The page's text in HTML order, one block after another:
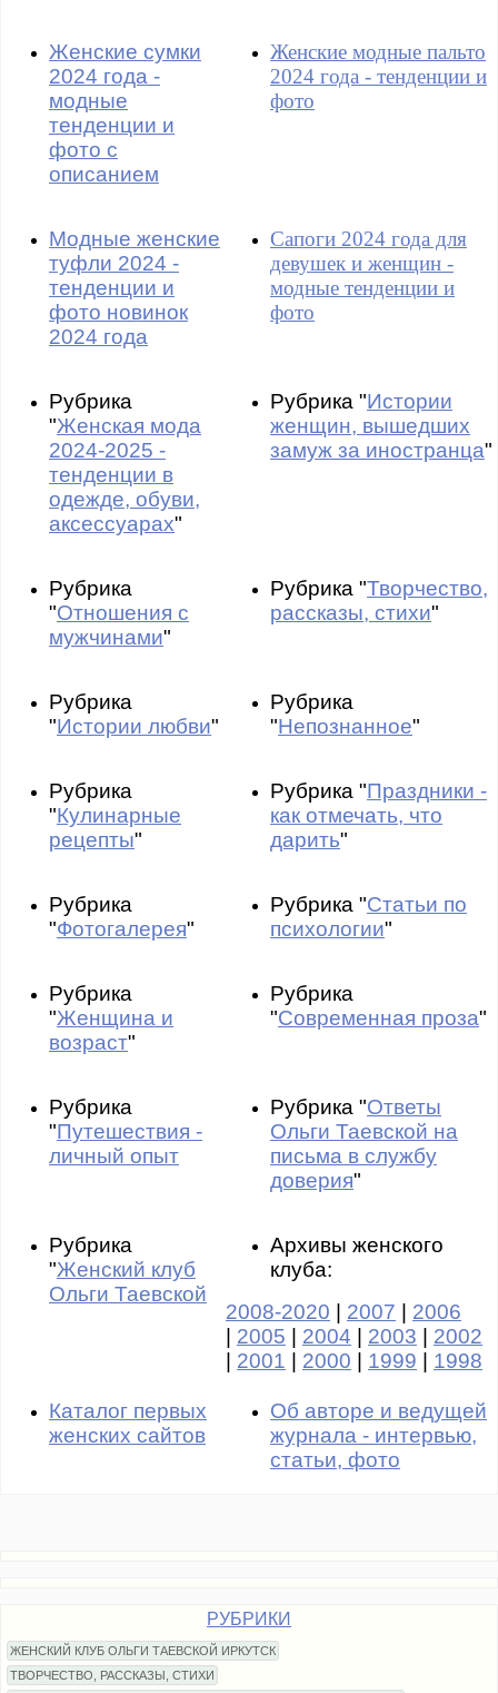
Женские сумки
2024 года -
модные
тенденции и
фото с
описанием
Женские модные пальто
2024 года - тенденции и
фото
Модные женские
туфли 2024 -
тенденции и
фото новинок
2024 года
Сапоги 2024 года для
девушек и женщин -
модные тенденции и
фото
Рубрика
"Женская мода
2024-2025 -
тенденции в
одежде, обуви,
аксессуарах"
Рубрика "Истории
женщин, вышедших
замуж за иностранца"
Рубрика
"Отношения с
мужчинами"
Рубрика "Творчество,
рассказы, стихи"
Рубрика
"Истории любви"
Рубрика
"Непознанное"
Рубрика
"Кулинарные
рецепты"
Рубрика "Праздники -
как отмечать, что
дарить"
Рубрика
"Фотогалерея"
Рубрика "Статьи по
психологии"
Рубрика
"Женщина и
возраст"
Рубрика
"Современная проза"
Рубрика
"Путешествия -
личный опыт
Рубрика "Ответы
Ольги Таевской на
письма в службу
доверия"
Рубрика
"Женский клуб
Ольги Таевской
Архивы женского
клуба:
2008-2020
2007
2006
2005 2004 2003
2002
2001 2000 1999 1998
Каталог первых
женских сайтов
Об авторе и ведущей
журнала - интервью,
статьи, фото
РУБРИКИ
ЖЕНСКИЙ КЛУБ ОЛЬГИ ТАЕВСКОЙ ИРКУТСК
ТВОРЧЕСТВО, РАССКАЗЫ, СТИХИ